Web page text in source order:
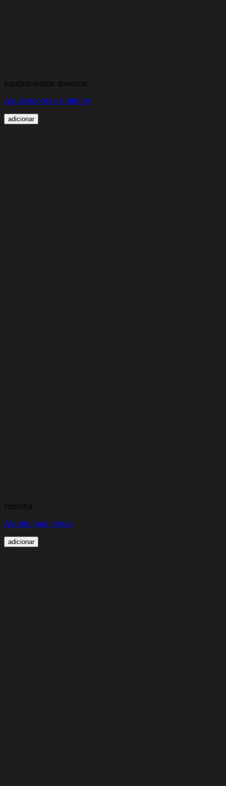
equipamentos diversos
Aquecedores de interior
adicionar
cozinha
Aranha para pratos
adicionar